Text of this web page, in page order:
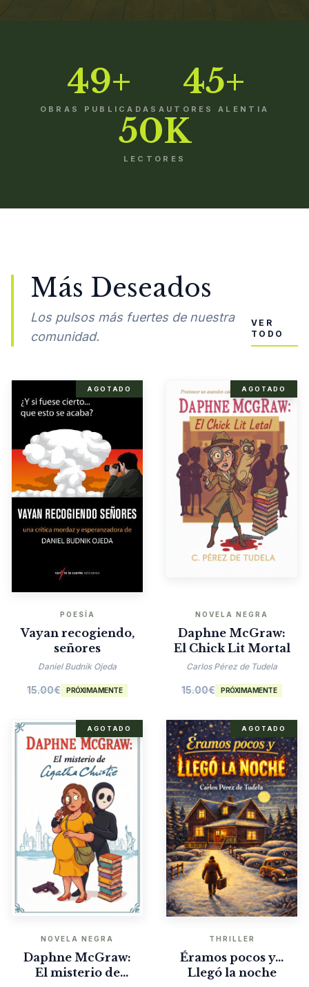
49+
OBRAS PUBLICADAS
45+
AUTORES ALENTIA
50K
LECTORES
Más Deseados
Los pulsos más fuertes de nuestra
comunidad.
VER
TODO
AGOTADO
POESÍA
Vayan recogiendo,
señores
Daniel Budnik Ojeda
15.00€ PRÓXIMAMENTE
AGOTADO
NOVELA NEGRA
Daphne McGraw:
El Chick Lit Mortal
Carlos Pérez de Tudela
15.00€ PRÓXIMAMENTE
AGOTADO
NOVELA NEGRA
Daphne McGraw:
El misterio de
AGOTADO
THRILLER
Éramos pocos y…
Llegó la noche